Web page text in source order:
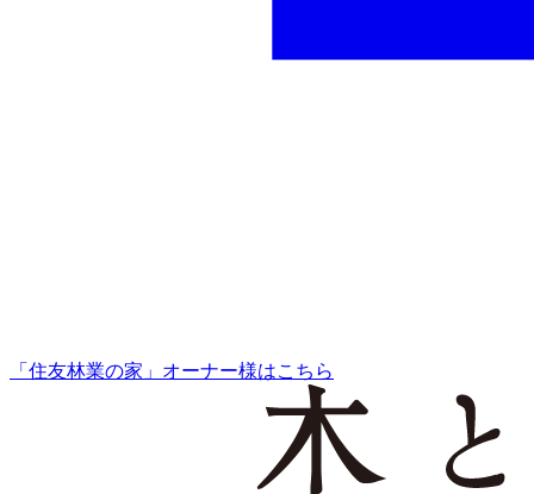
「住友林業の家」オーナー様はこちら